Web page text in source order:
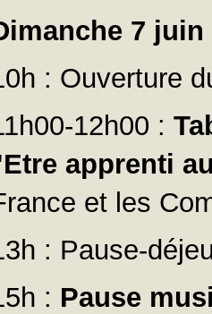
7 juin
: Ouverture
12h00 :
apprenti
et les
: Pause-
: Pause